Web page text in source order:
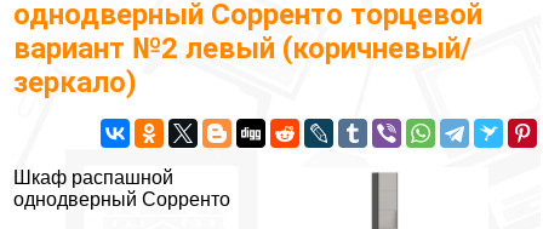
однодверный Сорренто торцевой
вариант №2 левый (коричневый/
зеркало)
Шкаф распашной
однодверный Сорренто